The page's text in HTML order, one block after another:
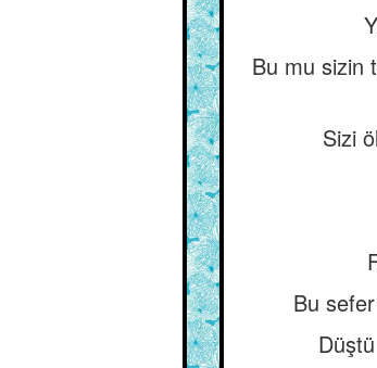
Bu mu sizin
Sizi
Bu